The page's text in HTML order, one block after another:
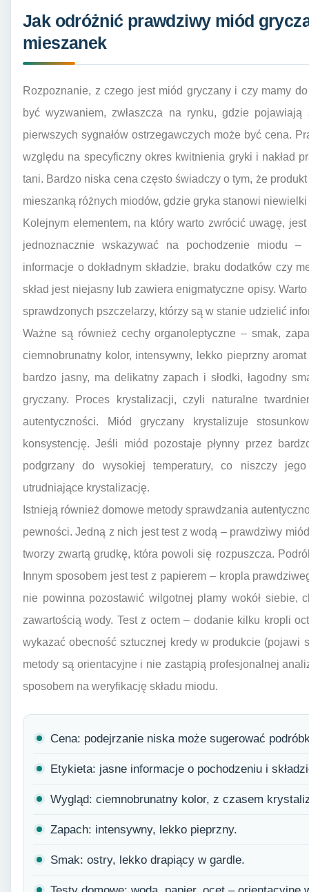
Jak odróżnić prawdziwy miód
mieszanek
Rozpoznanie, z czego jest miód gryczany i czy mamy
być wyzwaniem, zwłaszcza na rynku, gdzie
pierwszych sygnałów ostrzegawczych może być cena.
względu na specyficzny okres kwitnienia gryki i nakład
tani. Bardzo niska cena często świadczy o tym, że
mieszanką różnych miodów, gdzie gryka stanowi niewielki
Kolejnym elementem, na który warto zwrócić uwagę,
jednoznacznie wskazywać na pochodzenie miodu
informacje o dokładnym składzie, braku dodatków czy
skład jest niejasny lub zawiera enigmatyczne opisy.
sprawdzonych pszczelarzy, którzy są w stanie udzielić
Ważne są również cechy organoleptyczne – smak,
ciemnobrunatny kolor, intensywny, lekko pieprzny
bardzo jasny, ma delikatny zapach i słodki, łagodny
gryczany. Proces krystalizacji, czyli naturalne
autentyczności. Miód gryczany krystalizuje
konsystencję. Jeśli miód pozostaje płynny przez
podgrzany do wysokiej temperatury, co niszczy
utrudniające krystalizację.
Istnieją również domowe metody sprawdzania
pewności. Jedną z nich jest test z wodą – prawdziwy
tworzy zwartą grudkę, która powoli się rozpuszcza.
Innym sposobem jest test z papierem – kropla
nie powinna pozostawić wilgotnej plamy wokół siebie,
zawartością wody. Test z octem – dodanie kilku kropli
wykazać obecność sztucznej kredy w produkcie (pojawi
metody są orientacyjne i nie zastąpią profesjonalnej
sposobem na weryfikację składu miodu.
Cena: podejrzanie niska może sugerować
Etykieta: jasne informacje o pochodzeniu i
Wygląd: ciemnobrunatny kolor, z czasem
Zapach: intensywny, lekko pieprzny.
Smak: ostry, lekko drapiący w gardle.